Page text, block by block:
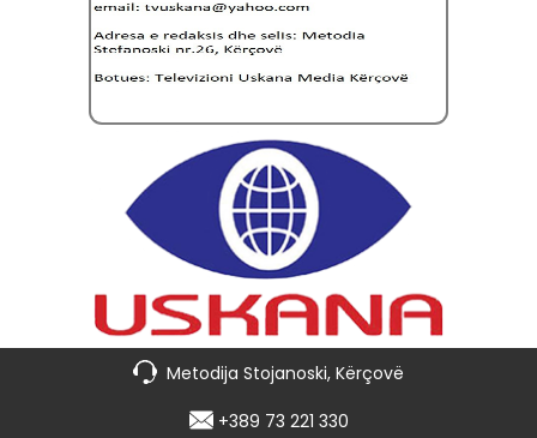
Metodija Stojanoski, Kërçovë
+389 73 221 330